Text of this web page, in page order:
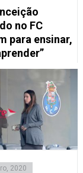
no FC
para ensinar,
2020